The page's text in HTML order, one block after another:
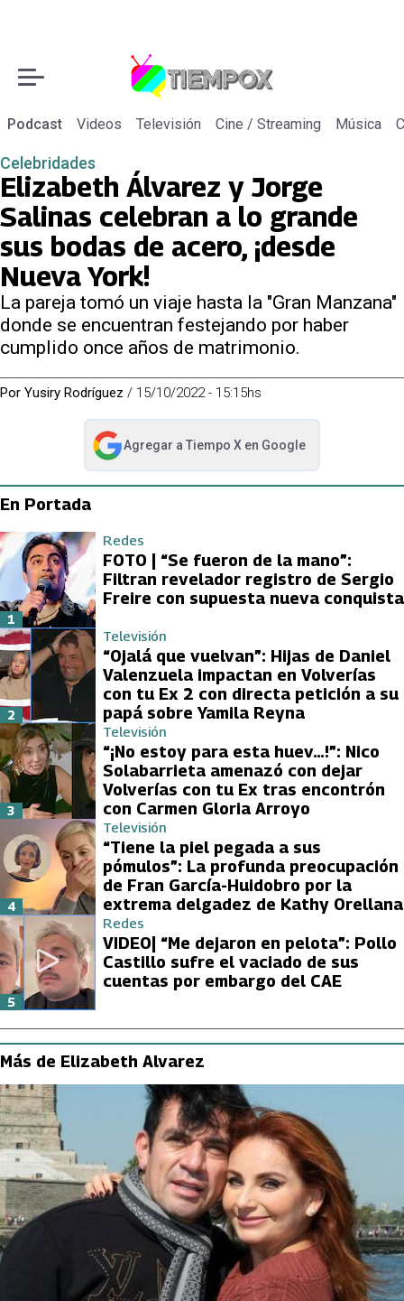
Podcast Videos Televisión Cine / Streaming Música
Celebridades
Elizabeth Álvarez y Jorge
Salinas celebran a lo grande
sus bodas de acero, ¡desde
Nueva York!
La pareja tomó un viaje hasta la "Gran Manzana"
donde se encuentran festejando por haber
cumplido once años de matrimonio.
Por Yusiry Rodríguez / 15/10/2022 - 15:15hs
Agregar a Tiempo Xen Google
abre en nueva pestaña
En Portada
Redes
FOTO | “Se fueron de la mano”:
Filtran revelador registro de Sergio
Freire con supuesta nueva conquista
1
Televisión
“Ojalá que vuelvan”: Hijas de Daniel
Valenzuela impactan en Volverías
con tu Ex 2 con directa petición a su
papá sobre Yamila Reyna
2
Televisión
“¡No estoy para esta huev…!”: Nico
Solabarrieta amenazó con dejar
Volverías con tu Ex tras encontrón
con Carmen Gloria Arroyo
3
Televisión
“Tiene la piel pegada a sus
pómulos”: La profunda preocupación
de Fran García-Huidobro por la
extrema delgadez de Kathy Orellana
4
Redes
VIDEO| “Me dejaron en pelota”: Pollo
Castillo sufre el vaciado de sus
cuentas por embargo del CAE
5
Más de Elizabeth Alvarez